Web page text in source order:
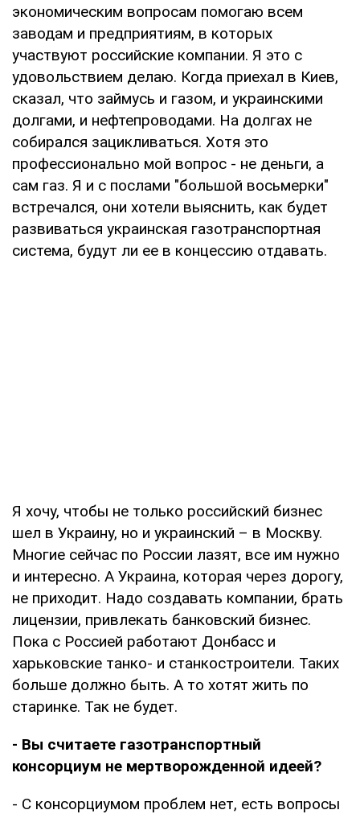
экономическим вопросам помогаю всем
заводам и предприятиям, в которых
участвуют российские компании. Я это с
удовольствием делаю. Когда приехал в Киев,
сказал, что займусь и газом, и украинскими
долгами, и нефтепроводами. На долгах не
собирался зацикливаться. Хотя это
профессионально мой вопрос - не деньги, а
сам газ. Я и с послами "большой восьмерки"
встречался, они хотели выяснить, как будет
развиваться украинская газотранспортная
система, будут ли ее в концессию отдавать.
Я хочу, чтобы не только российский бизнес
шел в Украину, но и украинский – в Москву.
Многие сейчас по России лазят, все им нужно
и интересно. А Украина, которая через дорогу,
не приходит. Надо создавать компании, брать
лицензии, привлекать банковский бизнес.
Пока с Россией работают Донбасс и
харьковские танко- и станкостроители. Таких
больше должно быть. А то хотят жить по
старинке. Так не будет.
- Вы считаете газотранспортный
консорциум не мертворожденной идеей?
- С консорциумом проблем нет, есть вопросы